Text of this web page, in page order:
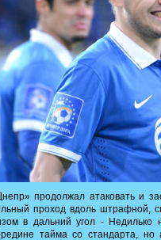
продолжал атаковать и
проход вдоль штрафной,
в дальний угол - Недилько
тайма со стандарта, но